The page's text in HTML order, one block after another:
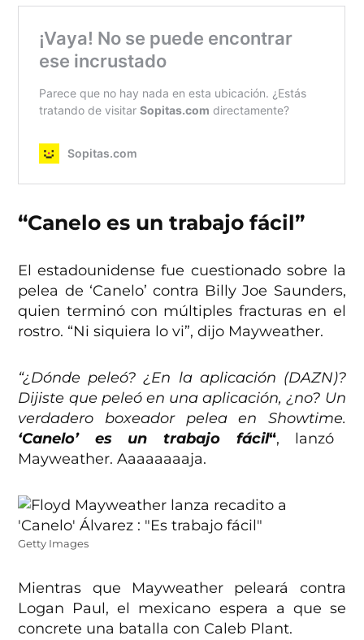
“Canelo es un trabajo fácil”
El estadounidense fue cuestionado sobre la
pelea de ‘Canelo’ contra Billy Joe Saunders,
quien terminó con múltiples fracturas en el
rostro. “Ni siquiera lo vi”, dijo Mayweather.
“¿Dónde peleó? ¿En la aplicación (DAZN)?
Dijiste que peleó en una aplicación, ¿no? Un
verdadero boxeador pelea en Showtime.
‘Canelo’ es un trabajo fácil“, lanzó
Mayweather. Aaaaaaaaja.
Getty Images
Mientras que Mayweather peleará contra
Logan Paul, el mexicano espera a que se
concrete una batalla con Caleb Plant.